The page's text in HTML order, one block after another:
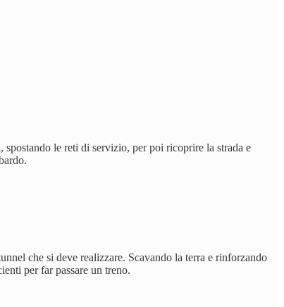
, spostando le reti di servizio, per poi ricoprire la strada e
che si deve realizzare. Scavando la terra e rinforzando
per far passare un treno.